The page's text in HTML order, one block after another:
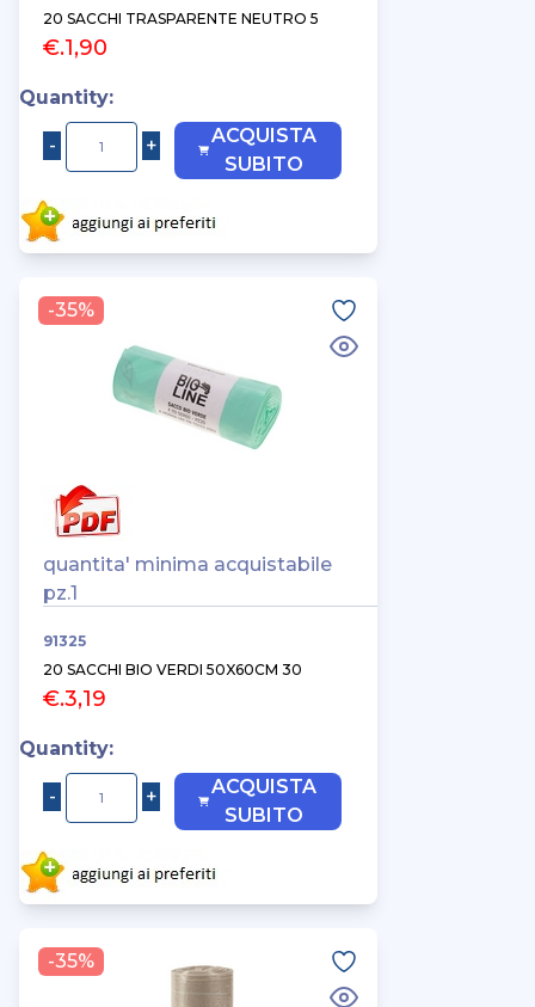
20 SACCHI TRASPARENTE NEUTRO 5
€.1,90
Quantity:
ACQUISTA
SUBITO
quantita' minima acquistabile
pz.1
91325
20 SACCHI BIO VERDI 50X60CM 30
€.3,19
Quantity:
ACQUISTA
SUBITO
-35%
-35%